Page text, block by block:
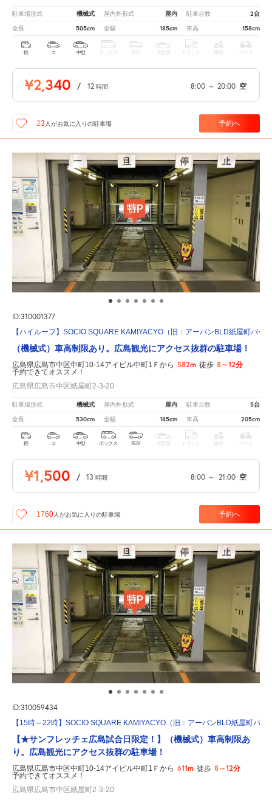
駐車場形式 機械式 屋内外形式 屋内 駐車台数 2台
全長 505cm 全幅 185cm 車高 158cm
軽 コ 中型 ボックス SUV 大型車 トラック 原付 バイク
¥2,340 / 12 時間 8:00 ～ 20:00 空
23 人がお気に入りの駐車場 予約へ
ID:310001377
【ハイルーフ】SOCIO SQUARE KAMIYACYO（旧：アーバンBLD紙屋町パー
（機械式）車高制限あり。広島観光にアクセス抜群の駐車場！
広島県広島市中区中町10-14アイビル中町1Ｆから 582m 徒歩 8～12分
予約できてオススメ！
広島県広島市中区紙屋町2-3-20
駐車場形式 機械式 屋内外形式 屋内 駐車台数 5台
全長 530cm 全幅 185cm 車高 205cm
軽 コ 中型 ボックス SUV 大型車 トラック 原付 バイク
¥1,500 / 13 時間 8:00 ～ 21:00 空
1760 人がお気に入りの駐車場 予約へ
ID:310059434
【15時～22時】SOCIO SQUARE KAMIYACYO（旧：アーバンBLD紙屋町パー
【★サンフレッチェ広島試合日限定！】（機械式）車高制限あ
り。広島観光にアクセス抜群の駐車場！
広島県広島市中区中町10-14アイビル中町1Ｆから 611m 徒歩 8～12分
予約できてオススメ！
広島県広島市中区紙屋町2-3-20